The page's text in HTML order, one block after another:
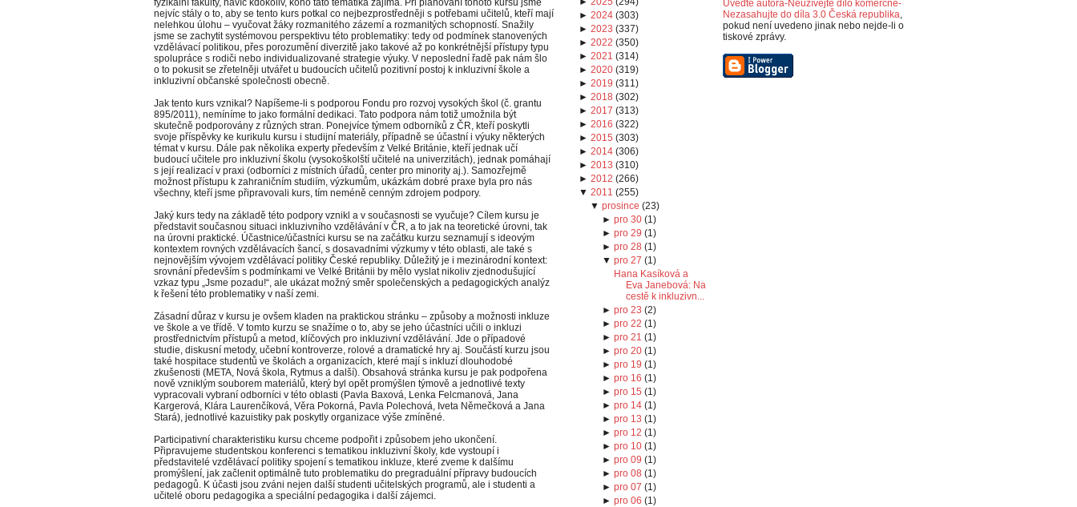
fyzikální fakulty, navíc kdokoliv, koho tato tematika zajímá. Při plánování tohoto kursu jsme
nejvíc stály o to, aby se tento kurs potkal co nejbezprostředněji s potřebami učitelů, kteří mají
nelehkou úlohu – vyučovat žáky rozmanitého zázemí a rozmanitých schopností. Snažily
jsme se zachytit systémovou perspektivu této problematiky: tedy od podmínek stanovených
vzdělávací politikou, přes porozumění diverzitě jako takové až po konkrétnější přístupy typu
spolupráce s rodiči nebo individualizované strategie výuky. V neposlední řadě pak nám šlo
o to pokusit se zřetelněji utvářet u budoucích učitelů pozitivní postoj k inkluzivní škole a
inkluzivní občanské společnosti obecně.
Jak tento kurs vznikal? Napíšeme-li s podporou Fondu pro rozvoj vysokých škol (č. grantu
895/2011), nemíníme to jako formální dedikaci. Tato podpora nám totiž umožnila být
skutečně podporovány z různých stran. Ponejvíce týmem odborníků z ČR, kteří poskytli
svoje příspěvky ke kurikulu kursu i studijní materiály, případně se účastní i výuky některých
témat v kursu. Dále pak několika experty především z Velké Británie, kteří jednak učí
budoucí učitele pro inkluzivní školu (vysokoškolští učitelé na univerzitách), jednak pomáhají
s její realizací v praxi (odborníci z místních úřadů, center pro minority aj.). Samozřejmě
možnost přístupu k zahraničním studiím, výzkumům, ukázkám dobré praxe byla pro nás
všechny, kteří jsme připravovali kurs, tím neméně cenným zdrojem podpory.
Jaký kurs tedy na základě této podpory vznikl a v současnosti se vyučuje? Cílem kursu je
představit současnou situaci inkluzivního vzdělávání v ČR, a to jak na teoretické úrovni, tak
na úrovni praktické. Účastnice/účastníci kursu se na začátku kurzu seznamují s ideovým
kontextem rovných vzdělávacích šancí, s dosavadními výzkumy v této oblasti, ale také s
nejnovějším vývojem vzdělávací politiky České republiky. Důležitý je i mezinárodní kontext:
srovnání především s podmínkami ve Velké Británii by mělo vyslat nikoliv zjednodušující
vzkaz typu „Jsme pozadu!“, ale ukázat možný směr společenských a pedagogických analýz
k řešení této problematiky v naší zemi.
Zásadní důraz v kursu je ovšem kladen na praktickou stránku – způsoby a možnosti inkluze
ve škole a ve třídě. V tomto kurzu se snažíme o to, aby se jeho účastníci učili o inkluzi
prostřednictvím přístupů a metod, klíčových pro inkluzivní vzdělávání. Jde o případové
studie, diskusní metody, učební kontroverze, rolové a dramatické hry aj. Součástí kurzu jsou
také hospitace studentů ve školách a organizacích, které mají s inkluzí dlouhodobé
zkušenosti (META, Nová škola, Rytmus a další). Obsahová stránka kursu je pak podpořena
nově vzniklým souborem materiálů, který byl opět promýšlen týmově a jednotlivé texty
vypracovali vybraní odborníci v této oblasti (Pavla Baxová, Lenka Felcmanová, Jana
Kargerová, Klára Laurenčíková, Věra Pokorná, Pavla Polechová, Iveta Němečková a Jana
Stará), jednotlivé kazuistiky pak poskytly organizace výše zmíněné.
Participativní charakteristiku kursu chceme podpořit i způsobem jeho ukončení.
Připravujeme studentskou konferenci s tematikou inkluzivní školy, kde vystoupí i
představitelé vzdělávací politiky spojení s tematikou inkluze, které zveme k dalšímu
promýšlení, jak začlenit optimálně tuto problematiku do pregraduální přípravy budoucích
pedagogů. K účasti jsou zváni nejen další studenti učitelských programů, ale i studenti a
učitelé oboru pedagogika a speciální pedagogika i další zájemci.
► 2024 (303)
► 2023 (337)
► 2022 (350)
► 2021 (314)
► 2020 (319)
► 2019 (311)
► 2018 (302)
► 2017 (313)
► 2016 (322)
► 2015 (303)
► 2014 (306)
► 2013 (310)
► 2012 (266)
▼ 2011 (255)
▼prosince (23)
► pro 30(1)
► pro 29 (1)
► pro 28 (1)
▼ pro 27 (1)
Hana Kasíková a
Eva Janebová: Na
cestě k inkluzivn...
► pro 23 (2)
► pro 22 (1)
► pro 21 (1)
► pro 20(1)
► pro 19 (1)
► pro 16 (1)
► pro 15 (1)
► pro 14(1)
► pro 13 (1)
► pro 12 (1)
► pro 10(1)
► pro 09 (1)
► pro 08 (1)
► pro 07 (1)
► pro 06 (1)
Uveďte autora-Neužívejte dílo komerčně-
Nezasahujte do díla 3.0 Česká republika,
pokud není uvedeno jinak nebo nejde-li o
tiskové zprávy.